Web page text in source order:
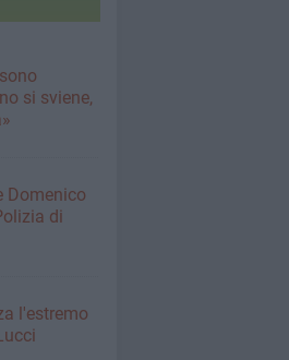
si sviene,
Domenico
di
l'estremo